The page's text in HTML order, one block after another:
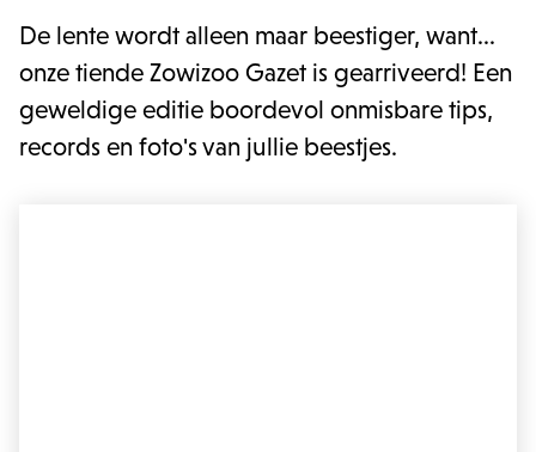
De lente wordt alleen maar beestiger, want...
onze tiende Zowizoo Gazet is gearriveerd! Een
geweldige editie boordevol onmisbare tips,
records en foto's van jullie beestjes.